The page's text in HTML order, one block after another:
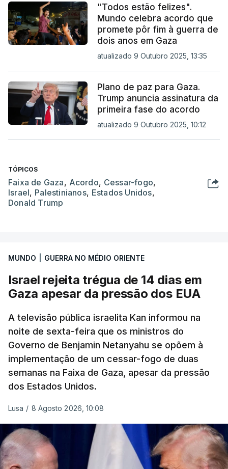
"Todos estão felizes".
Mundo celebra acordo que
promete pôr fim à guerra de
dois anos em Gaza
atualizado 9 Outubro 2025, 13:35
Plano de paz para Gaza.
Trump anuncia assinatura da
primeira fase do acordo
atualizado 9 Outubro 2025, 10:12
TÓPICOS
Faixa de Gaza, Acordo, Cessar-fogo,
Israel, Palestinianos, Estados Unidos,
Donald Trump
MUNDO GUERRA NO MÉDIO ORIENTE
Israel rejeita trégua de 14 dias em
Gaza apesar da pressão dos EUA
A televisão pública israelita Kan informou na
noite de sexta-feira que os ministros do
Governo de Benjamin Netanyahu se opõem à
implementação de um cessar-fogo de duas
semanas na Faixa de Gaza, apesar da pressão
dos Estados Unidos.
Lusa / 8 Agosto 2026, 10:08